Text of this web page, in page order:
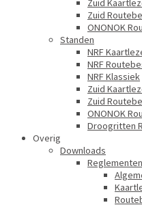
Zuid
Zuid
ONONOK
Standen
NRF
NRF
NRF Klassiek
Zuid
Zuid
ONONOK
Droogritten
Overig
Downloads
Reglementen